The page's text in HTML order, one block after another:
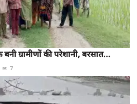
ग्रामीणों की परेशानी, बरसात...
7